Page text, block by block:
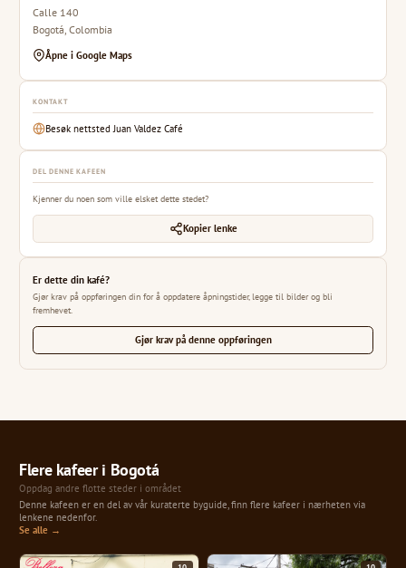
Calle 140
Bogotá, Colombia
Åpne i Google Maps
KONTAKT
Besøk nettsted Juan Valdez Café
DEL DENNE KAFEEN
Kjenner du noen som ville elsket dette stedet?
Kopier lenke
Er dette din kafé?
Gjør krav på oppføringen din for å oppdatere åpningstider, legge til bilder og bli
fremhevet.
Gjør krav på denne oppføringen
Flere kafeer i Bogotá
Oppdag andre flotte steder i området
Denne kafeen er en del av vår kuraterte byguide, finn flere kafeer i nærheten via
lenkene nedenfor.
Se alle →